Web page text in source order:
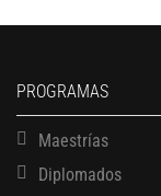
PROGRAMAS
Maestrías
Diplomados